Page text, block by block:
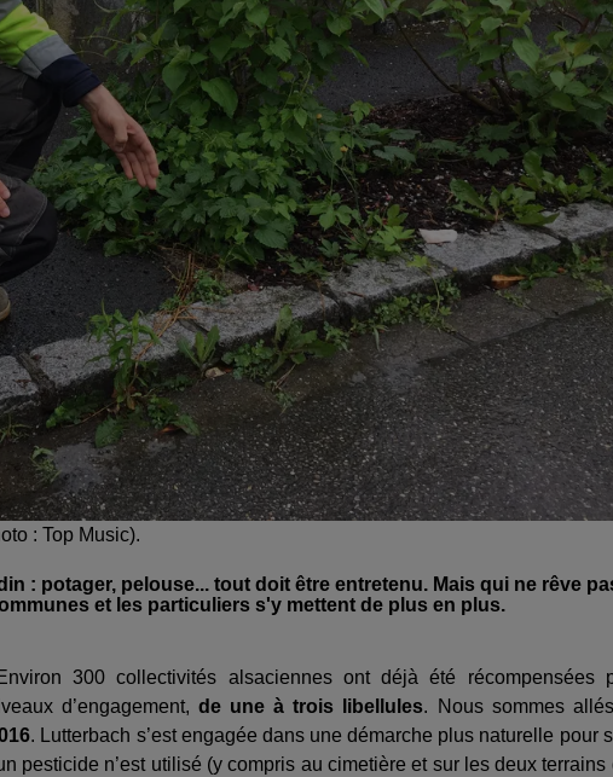
: Top Music).
: potager, pelouse... tout doit être entretenu. Mais qui ne rêve
et les particuliers s'y mettent de plus en plus.
300 collectivités alsaciennes ont déjà été récompensées
d’engagement, de une à trois libellules. Nous sommes allés
. Lutterbach s’est engagée dans une démarche plus naturelle pour
pesticide n’est utilisé (y compris au cimetière et sur les deux terrains